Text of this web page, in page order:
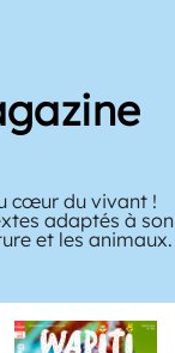
cœur du vivant !
adaptés à son
et les animaux.